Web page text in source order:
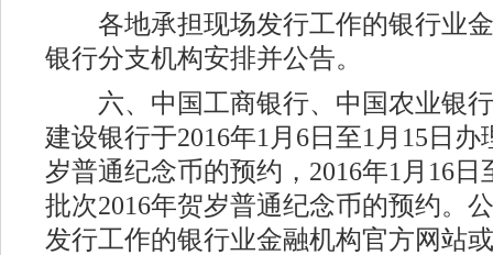
各地承担现场发行工作的银行业金
银行分支机构安排并公告。
六、中国工商银行、中国农业银行
建设银行于2016年1月6日至1月15日办
岁普通纪念币的预约，2016年1月16日
批次2016年贺岁普通纪念币的预约。
发行工作的银行业金融机构官方网站